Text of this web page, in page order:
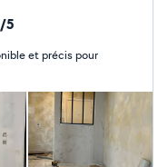
gratuit.
5
et précis pour